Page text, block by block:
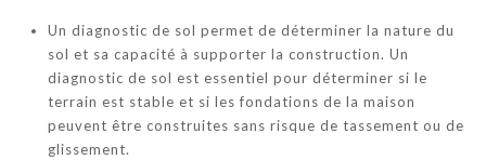
Un diagnostic de sol permet de déterminer la nature du
sol et sa capacité à supporter la construction. Un
diagnostic de sol est essentiel pour déterminer si le
terrain est stable et si les fondations de la maison
peuvent être construites sans risque de tassement ou de
glissement.